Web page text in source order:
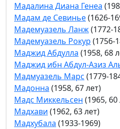
Мадалина Диана Генеа
Мадам де Севинье(1626-
Мадемуазель Ланж(1772-
Мадемуазель Рокур (1756-
Маджид Абдулла (1958, 68
Маджид ибн Абдул-Азиз
Мадмуазель Марс (1779-
Мадонна (1958, 67 лет)
Мадс Миккельсен (1965, 60
Мадхави (1962, 63 лет)
Мадхубала (1933-1969)